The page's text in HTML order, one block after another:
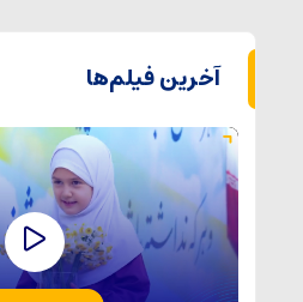
آخرین فیلم‌ها